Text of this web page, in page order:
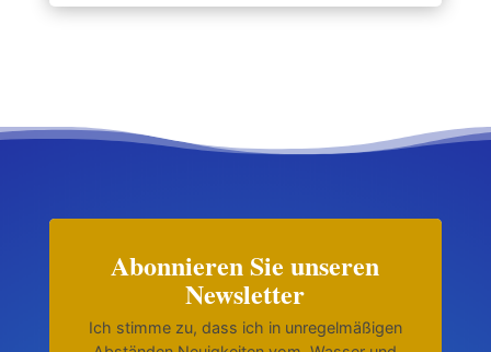
Abonnieren Sie unseren
Newsletter
Ich stimme zu, dass ich in unregelmäßigen